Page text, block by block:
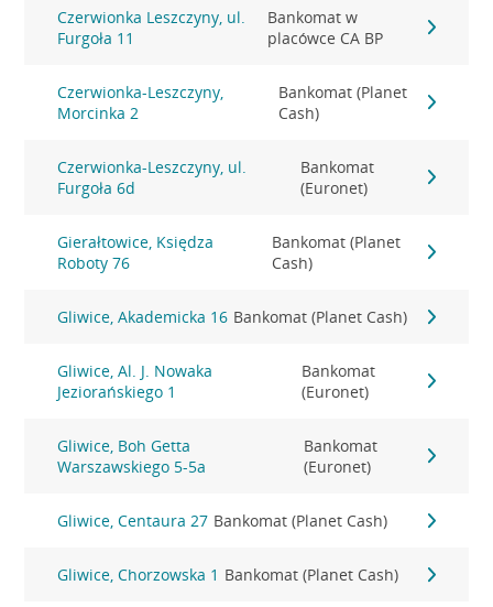
Czerwionka Leszczyny, ul.
Furgoła 11
Bankomat w
placówce CA BP
Czerwionka-Leszczyny,
Morcinka 2
Bankomat (Planet
Cash)
Czerwionka-Leszczyny, ul.
Furgoła 6d
Bankomat
(Euronet)
Gierałtowice, Księdza
Roboty 76
Bankomat (Planet
Cash)
Gliwice, Akademicka 16 Bankomat (Planet Cash)
Gliwice, Al. J. Nowaka
Jeziorańskiego 1
Bankomat
(Euronet)
Gliwice, Boh Getta
Warszawskiego 5-5a
Bankomat
(Euronet)
Gliwice, Centaura 27 Bankomat (Planet Cash)
Gliwice, Chorzowska 1 Bankomat (Planet Cash)